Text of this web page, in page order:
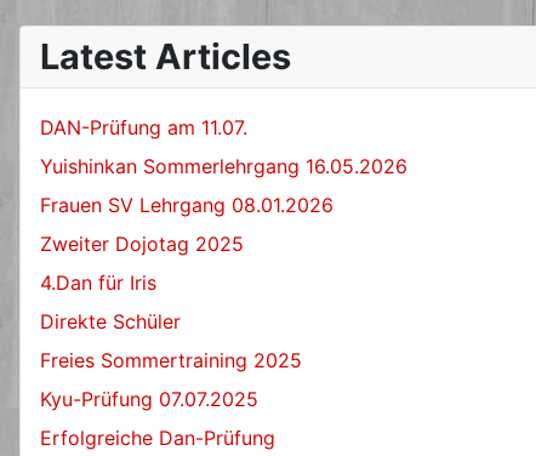
Latest Articles
DAN-Prüfung am 11.07.
Yuishinkan Sommerlehrgang 16.05.2026
Frauen SV Lehrgang 08.01.2026
Zweiter Dojotag 2025
4.Dan für Iris
Direkte Schüler
Freies Sommertraining 2025
Kyu-Prüfung 07.07.2025
Erfolgreiche Dan-Prüfung